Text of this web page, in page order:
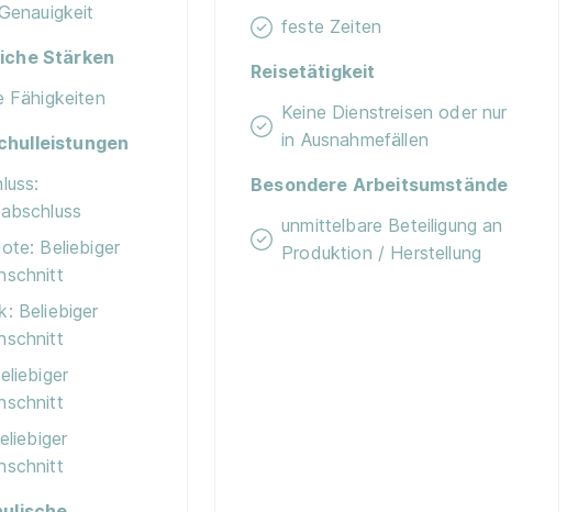
Stärken
Fähigkeiten
Beliebiger
Beliebiger
feste Zeiten
Reisetätigkeit
Keine Dienstreisen oder nur
in Ausnahmefällen
Besondere Arbeitsumstände
unmittelbare Beteiligung an
Produktion / Herstellung